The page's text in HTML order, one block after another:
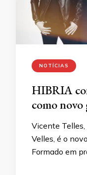
NOTÍCIAS
HIBRIA
como
Vicente
Velles, é o
Formado em